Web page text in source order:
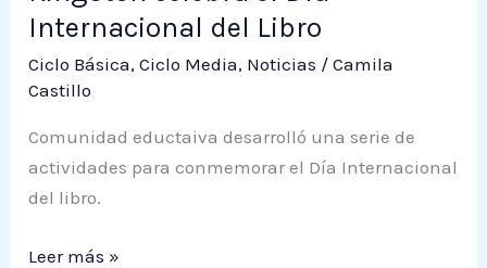
Internacional del Libro
Ciclo Básica,Ciclo Media, Noticias /Camila
Castillo
Comunidad eductaiva desarrolló una serie de
actividades para conmemorar el Día Internacional
del libro.
el
Internacional
Libro
Leer más »